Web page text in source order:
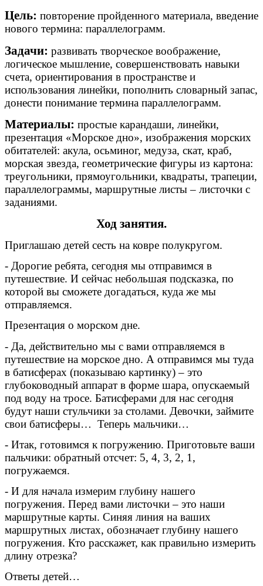
Цель: повторение пройденного материала, введение
нового термина: параллелограмм.
Задачи: развивать творческое воображение,
логическое мышление, совершенствовать навыки
счета, ориентирования в пространстве и
использования линейки, пополнить словарный запас,
донести понимание термина параллелограмм.
Материалы: простые карандаши, линейки,
презентация «Морское дно», изображения морских
обитателей: акула, осьминог, медуза, скат, краб,
морская звезда, геометрические фигуры из картона:
треугольники, прямоугольники, квадраты, трапеции,
параллелограммы, маршрутные листы – листочки с
заданиями.
Ход занятия.
Приглашаю детей сесть на ковре полукругом.
- Дорогие ребята, сегодня мы отправимся в
путешествие. И сейчас небольшая подсказка, по
которой вы сможете догадаться, куда же мы
отправляемся.
Презентация о морском дне.
- Да, действительно мы с вами отправляемся в
путешествие на морское дно. А отправимся мы туда
в батисферах (показываю картинку) – это
глубоководный аппарат в форме шара, опускаемый
под воду на тросе. Батисферами для нас сегодня
будут наши стульчики за столами. Девочки, займите
свои батисферы… Теперь мальчики…
- Итак, готовимся к погружению. Приготовьте ваши
пальчики: обратный отсчет: 5, 4, 3, 2, 1,
погружаемся.
- И для начала измерим глубину нашего
погружения. Перед вами листочки – это наши
маршрутные карты. Синяя линия на ваших
маршрутных листах, обозначает глубину нашего
погружения. Кто расскажет, как правильно измерить
длину отрезка?
Ответы детей…